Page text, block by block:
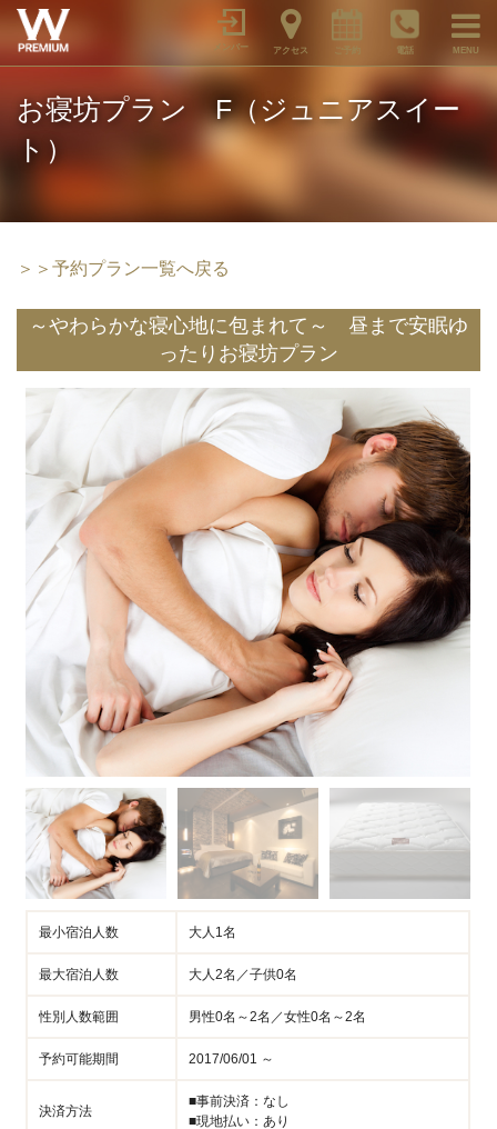
メンバー アクセス 電話 MENU
お寝坊プラン F（ジュニアスイー
ト）
＞＞予約プラン一覧へ戻る
～やわらかな寝心地に包まれて～ 昼まで安眠ゆ
ったりお寝坊プラン
最小宿泊人数 大人1名
最大宿泊人数 大人2名／子供0名
性別人数範囲 男性0名～2名／女性0名～2名
予約可能期間 2017/06/01 ～
決済方法
■事前決済：なし
■現地払い：あり